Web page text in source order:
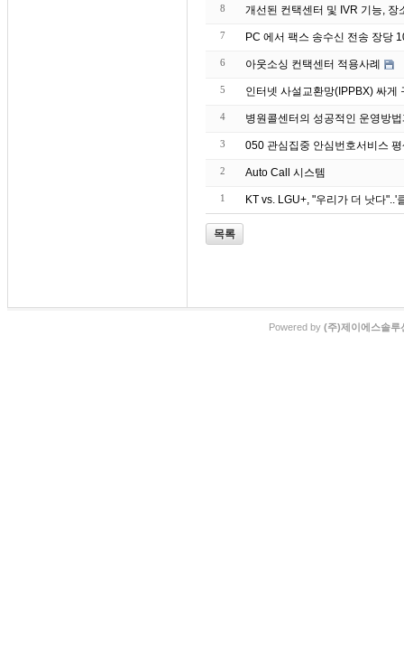
8 개선된 컨택센터 및 IVR 기능, 장
7 PC 에서 팩스 송수신 전송 장당
6 아웃소싱 컨택센터 적용사례
5 인터넷 사설교환망(IPPBX) 싸게
4 병원콜센터의 성공적인 운영방
3 050 관심집중 안심번호서비스
2 Auto Call 시스템
1 KT vs. LGU+, "우리가 더 낫다"..'
목록
Powered by (주)제이에스솔루